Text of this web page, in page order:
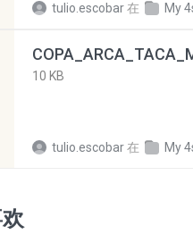
tulio.escobar在 My
10 KB
tulio.escobar在 My